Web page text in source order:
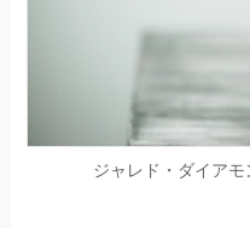
ジャレド・ダイア